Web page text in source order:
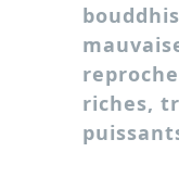
riches,